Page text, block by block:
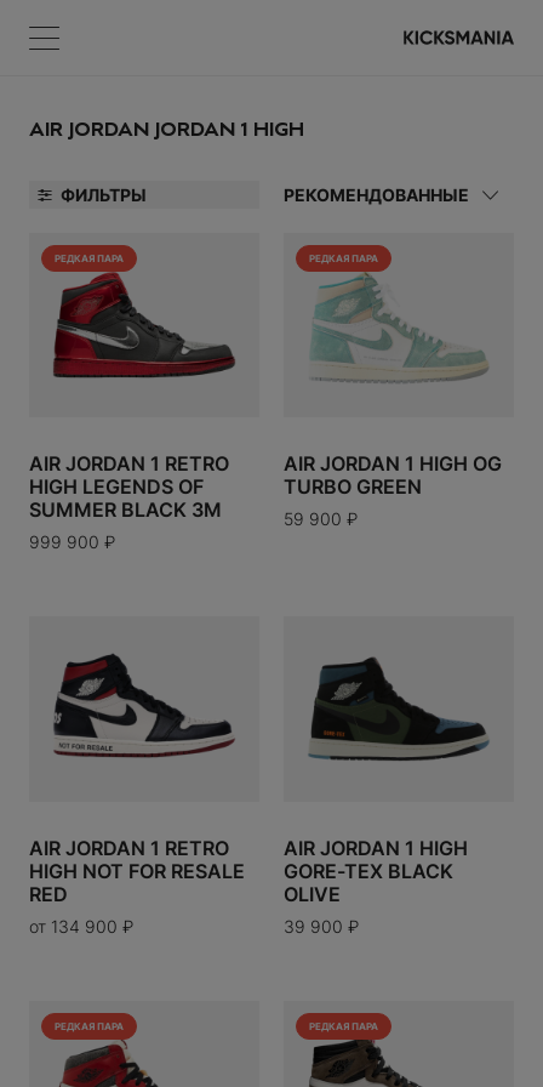
WORKS
CHILD
AIR JORDAN JORDAN 1 HIGH
ФИЛЬТРЫ РЕКОМЕНДОВАННЫЕ
РЕДКАЯ ПАРА
AIR JORDAN 1 RETRO
HIGH LEGENDS OF
SUMMER BLACK 3M
999 900 ₽
РЕДКАЯ ПАРА
AIR JORDAN 1 HIGH OG
TURBO GREEN
59 900 ₽
AIR JORDAN 1 RETRO
HIGH NOT FOR RESALE
RED
от 134 900 ₽
AIR JORDAN 1 HIGH
GORE-TEX BLACK
OLIVE
39 900 ₽
РЕДКАЯ ПАРА РЕДКАЯ ПАРА
Меню
Регистрация
Забыли пароль?
Меню
НЕТ ТОВАРОВ